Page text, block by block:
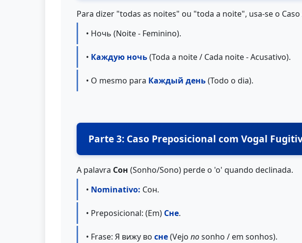
Para dizer "todas as noites" ou "toda a noite", usa-se o
• Ночь (Noite - Feminino).
• Каждую ночь(Toda a noite / Cada noite - Acusativo).
• O mesmo para Каждый день(Todo o dia).
Parte 3: Caso Preposicional com Vogal
A palavra Сон (Sonho/Sono) perde o 'o' quando declinada.
• Nominativo: Сон.
• Preposicional: (Em) Сне.
• Frase: Я вижу во сне(Vejo nosonho / em sonhos).